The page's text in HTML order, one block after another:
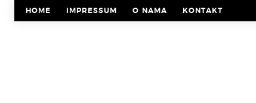
HOME IMPRESSUM O NAMA KONTAKT